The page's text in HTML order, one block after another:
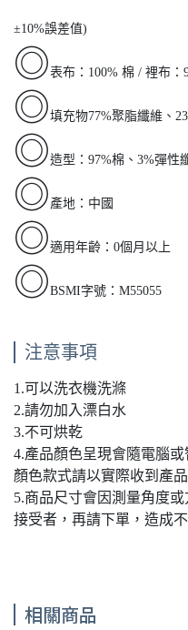
±10%誤差值)
◎表布：100% 棉 / 裡布：
◎填充物77%聚脂纖維、
◎造型：97%棉、3%彈性
◎ 產地：中國
◎適用年齡：0個月以上
◎BSMI字號：M55055
注意事項
1.可以洗衣機洗滌
2.請勿加入漂白水
3.不可烘乾
4.產品顏色呈現會隨電腦
顏色款式請以實際收到產品
5.商品尺寸會因測量角度
接受者，再請下單，造成
相關商品